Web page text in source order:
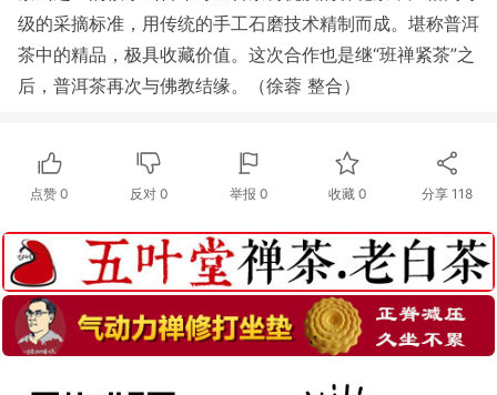
级的采摘标准，用传统的手工石磨技术精制而成。堪称普洱
茶中的精品，极具收藏价值。这次合作也是继“班禅紧茶”之
后，普洱茶再次与佛教结缘。（徐蓉 整合）
点赞0 反对 0 举报 0 收藏 0 分享118